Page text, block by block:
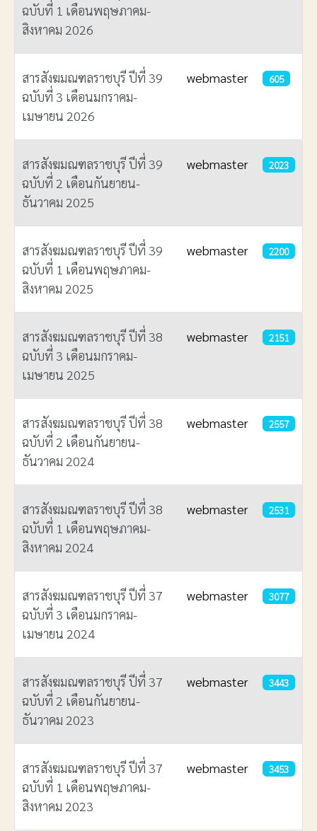
ฉบับที่ 1 เดือนพฤษภาคม-
สิงหาคม 2026
สารสังฆมณฑลราชบุรี ปีที่ 39
ฉบับที่ 3 เดือนมกราคม-
เมษายน 2026
webmaster 605
สารสังฆมณฑลราชบุรี ปีที่ 39
ฉบับที่ 2 เดือนกันยายน-
ธันวาคม 2025
webmaster 2023
สารสังฆมณฑลราชบุรี ปีที่ 39
ฉบับที่ 1 เดือนพฤษภาคม-
สิงหาคม 2025
webmaster 2200
สารสังฆมณฑลราชบุรี ปีที่ 38
ฉบับที่ 3 เดือนมกราคม-
เมษายน 2025
webmaster 2151
สารสังฆมณฑลราชบุรี ปีที่ 38
ฉบับที่ 2 เดือนกันยายน-
ธันวาคม 2024
webmaster 2557
สารสังฆมณฑลราชบุรี ปีที่ 38
ฉบับที่ 1 เดือนพฤษภาคม-
สิงหาคม 2024
webmaster 2531
สารสังฆมณฑลราชบุรี ปีที่ 37
ฉบับที่ 3 เดือนมกราคม-
เมษายน 2024
webmaster 3077
สารสังฆมณฑลราชบุรี ปีที่ 37
ฉบับที่ 2 เดือนกันยายน-
ธันวาคม 2023
webmaster 3443
สารสังฆมณฑลราชบุรี ปีที่ 37
ฉบับที่ 1 เดือนพฤษภาคม-
สิงหาคม 2023
webmaster 3453